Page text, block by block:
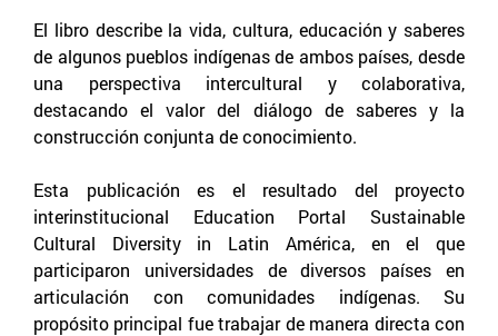
El libro describe la vida, cultura, educación y saberes
de algunos pueblos indígenas de ambos países, desde
una perspectiva intercultural y colaborativa,
destacando el valor del diálogo de saberes y la
construcción conjunta de conocimiento.
Esta publicación es el resultado del proyecto
interinstitucional Education Portal Sustainable
Cultural Diversity in Latin América, en el que
participaron universidades de diversos países en
articulación con comunidades indígenas. Su
propósito principal fue trabajar de manera directa con